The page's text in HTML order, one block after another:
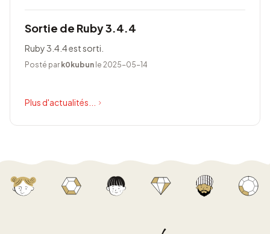
Sortie de Ruby 3.4.4
Ruby 3.4.4 est sorti.
Posté par k0kubun le 2025-05-14
Plus d'actualités...